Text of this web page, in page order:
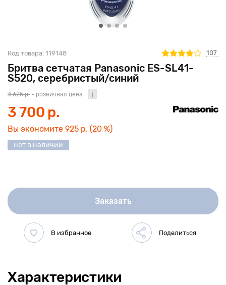
Бритва сетчатая Panasonic ES-SL41-
S520, серебристый/синий
Код товара: 119148 107
4 625 р. - розничная цена
3 700 р.
Вы экономите 925 р. (20 %)
нет в наличии
Заказать
Характеристики